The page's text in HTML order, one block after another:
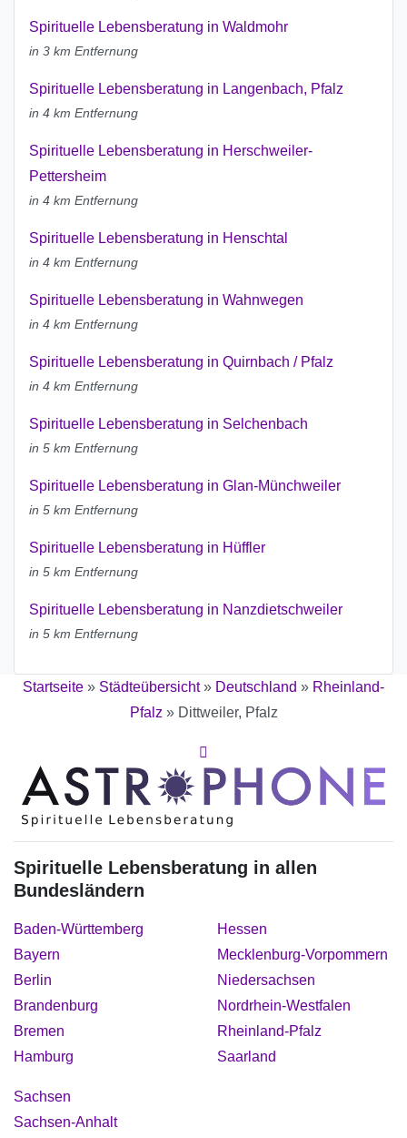
Spirituelle Lebensberatung in Waldmohr
in 3 km Entfernung
Spirituelle Lebensberatung in Langenbach, Pfalz
in 4 km Entfernung
Spirituelle Lebensberatung in Herschweiler-
Pettersheim
in 4 km Entfernung
Spirituelle Lebensberatung in Henschtal
in 4 km Entfernung
Spirituelle Lebensberatung in Wahnwegen
in 4 km Entfernung
Spirituelle Lebensberatung in Quirnbach / Pfalz
in 4 km Entfernung
Spirituelle Lebensberatung in Selchenbach
in 5 km Entfernung
Spirituelle Lebensberatung in Glan-Münchweiler
in 5 km Entfernung
Spirituelle Lebensberatung in Hüffler
in 5 km Entfernung
Spirituelle Lebensberatung in Nanzdietschweiler
in 5 km Entfernung
Startseite » Städteübersicht» Deutschland » Rheinland-
Pfalz» Dittweiler, Pfalz
Spirituelle Lebensberatung in allen
Bundesländern
Baden-Württemberg
Bayern
Berlin
Brandenburg
Bremen
Hamburg
Hessen
Mecklenburg-Vorpommern
Niedersachsen
Nordrhein-Westfalen
Rheinland-Pfalz
Saarland
Sachsen
Sachsen-Anhalt